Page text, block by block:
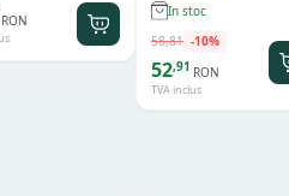
RON
In stoc
58,81 -10%
52,91 RON
TVA inclus